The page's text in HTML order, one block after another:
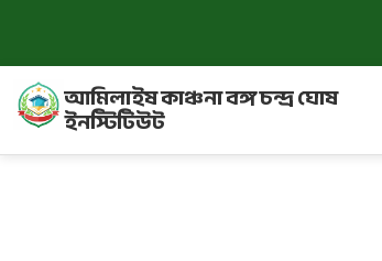
আমিলাইষ কাঞ্চনা বঙ্গ চন্দ্র ঘোষ
ইনস্টিটিউট